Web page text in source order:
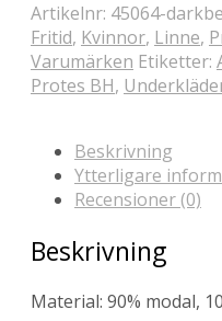
Artikelnr: 45064-
Fritid, Kvinnor, Linne,
Varumärken Etiketter:
Protes BH,
Beskrivning
Ytterligare
Recensioner (0)
Beskrivning
Material: 90% modal,